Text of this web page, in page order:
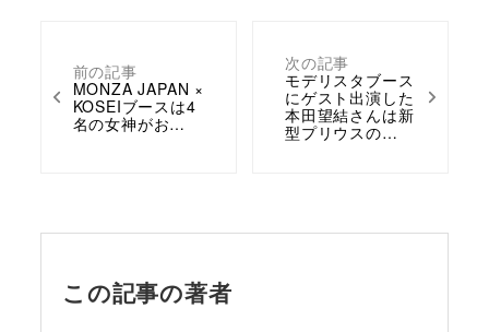
前の記事
MONZA JAPAN ×
KOSEIブースは4
名の女神がお…
次の記事
モデリスタブース
にゲスト出演した
本田望結さんは新
型プリウスの…
この記事の著者